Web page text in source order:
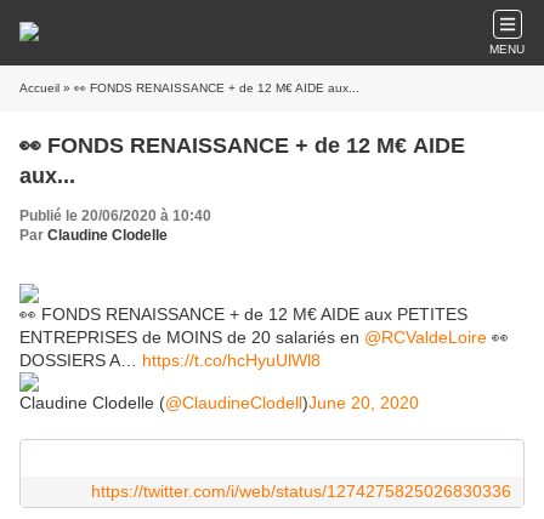
MENU
Accueil » 👀 FONDS RENAISSANCE + de 12 M€ AIDE aux...
👀 FONDS RENAISSANCE + de 12 M€ AIDE
aux...
Publié le 20/06/2020 à 10:40
Par Claudine Clodelle
👀 FONDS RENAISSANCE + de 12 M€ AIDE aux PETITES
ENTREPRISES de MOINS de 20 salariés en @RCValdeLoire 👀
DOSSIERS A… https://t.co/hcHyuUlWl8
Claudine Clodelle (@ClaudineClodell)June 20, 2020
https://twitter.com/i/web/status/1274275825026830336